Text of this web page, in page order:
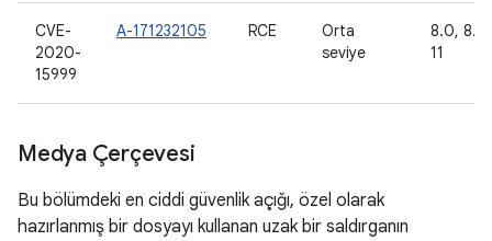
CVE-
2020-
15999
A-171232105 RCE
Orta
seviye
8.0, 8.1,
11
Medya Çerçevesi
Bu bölümdeki en ciddi güvenlik açığı, özel olarak
hazırlanmış bir dosyayı kullanan uzak bir saldırganın